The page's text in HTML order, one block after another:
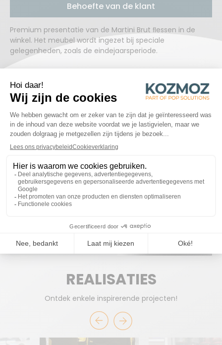
Behoefte van de klant
Premium presentatie van de Martini Brut ﬂessen in de
winkel. Het meubel wordt ingezet bij speciale
gelegenheden, zoals de eindejaarsperiode.
Een metalen meubel, met goud gelakte MDF onderdelen.
De hoogglans onderdelen geven het meubel een
uitzonderlijke uitstraling. De display kan vlot verplaatst
worden via een transpallet.
KLAAR OM SAMEN TE
WERKEN?
START EEN PROJECT
REALISATIES
Ontdek enkele inspirerende projecten!